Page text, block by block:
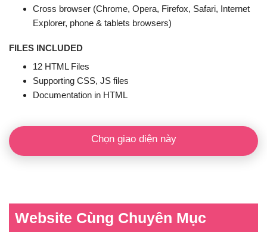
Cross browser (Chrome, Opera, Firefox, Safari, Internet
Explorer, phone & tablets browsers)
FILES INCLUDED
12 HTML Files
Supporting CSS, JS files
Documentation in HTML
Chọn giao diện này
Website Cùng Chuyên Mục